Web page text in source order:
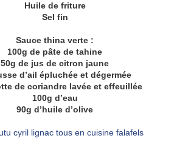
Huile de friture
Sel fin
Sauce thina verte :
100g de pâte de tahine
50g de jus de citron jaune
d’ail épluchée et dégermée
de coriandre lavée et effeuillée
100g d’eau
90g d’huile d’olive